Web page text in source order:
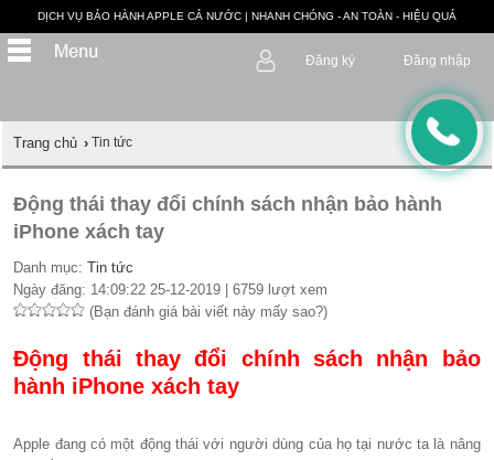
DỊCH VỤ BẢO HÀNH APPLE CẢ NƯỚC | NHANH CHÓNG - AN TOÀN - HIỆU QUẢ
Đăng nhập
Đăng ký
Trang chủ › Tin tức
Động thái thay đổi chính sách nhận bảo hành
iPhone xách tay
Danh mục:Tin tức
Ngày đăng: 14:09:22 25-12-2019 | 6759 lượt xem
(Bạn đánh giá bài viết này mấy sao?)
Động thái thay đổi chính sách nhận bảo
hành iPhone xách tay
Apple đang có một động thái với người dùng của họ tại nước ta là nâng